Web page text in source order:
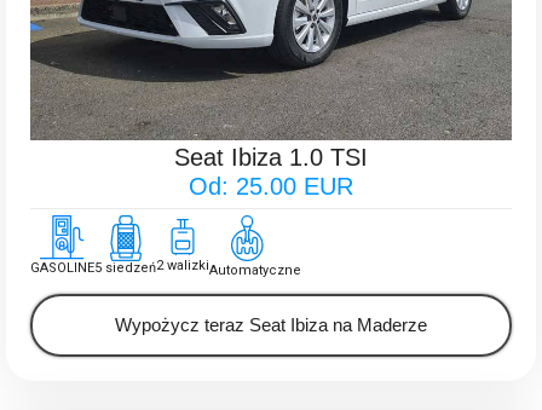
Seat Ibiza 1.0 TSI
Od: 25.00 EUR
GASOLINE5 siedzeń2 walizkiAutomatyczne
Wypożycz teraz Seat Ibiza na Maderze